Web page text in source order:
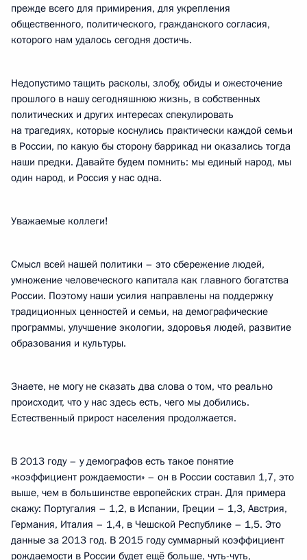
прежде всего для примирения, для укрепления
общественного, политического, гражданского согласия,
которого нам удалось сегодня достичь.
Недопустимо тащить расколы, злобу, обиды и ожесточение
прошлого в нашу сегодняшнюю жизнь, в собственных
политических и других интересах спекулировать
на трагедиях, которые коснулись практически каждой семьи
в России, по какую бы сторону баррикад ни оказались тогда
наши предки. Давайте будем помнить: мы единый народ, мы
один народ, и Россия у нас одна.
Уважаемые коллеги!
Смысл всей нашей политики – это сбережение людей,
умножение человеческого капитала как главного богатства
России. Поэтому наши усилия направлены на поддержку
традиционных ценностей и семьи, на демографические
программы, улучшение экологии, здоровья людей, развитие
образования и культуры.
Знаете, не могу не сказать два слова о том, что реально
происходит, что у нас здесь есть, чего мы добились.
Естественный прирост населения продолжается.
В 2013 году – у демографов есть такое понятие
«коэффициент рождаемости» – он в России составил 1,7, это
выше, чем в большинстве европейских стран. Для примера
скажу: Португалия – 1,2, в Испании, Греции – 1,3, Австрия,
Германия, Италия – 1,4, в Чешской Республике – 1,5. Это
данные за 2013 год. В 2015 году суммарный коэффициент
рождаемости в России будет ещё больше, чуть-чуть,